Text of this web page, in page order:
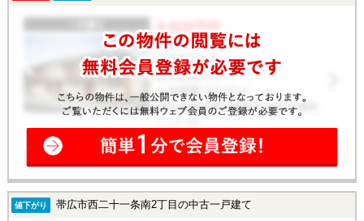
値下がり 帯広市西二十一条南2丁目の中古一戸建て